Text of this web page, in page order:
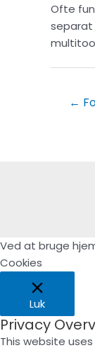
Ofte
←
Ved at bruge
Cookies
Luk
Privacy
This website